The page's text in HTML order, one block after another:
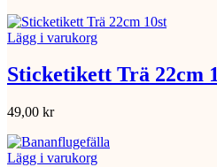
Lägg i varukorg
Sticketikett Trä 22cm
49,00 kr
Lägg i varukorg